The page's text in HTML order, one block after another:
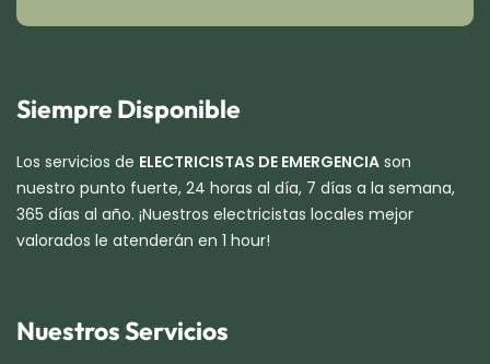
Siempre Disponible
Los servicios de ELECTRICISTAS DE EMERGENCIA son
nuestro punto fuerte, 24 horas al día, 7 días a la semana,
365 días al año. ¡Nuestros electricistas locales mejor
valorados le atenderán en 1 hour!
Nuestros Servicios